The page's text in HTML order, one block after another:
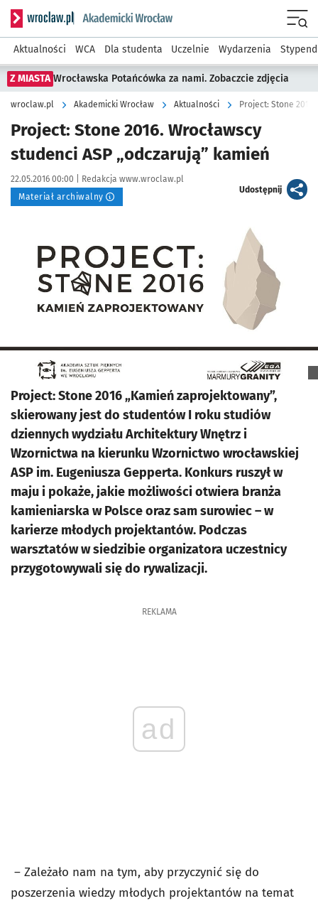
Serwis informacyjny wroclaw.pl podserwis: Akademicki
Aktualności WCA Dla studenta Uczelnie Wydarzenia
Z MIASTA Wrocławska Potańcówka za nami. Zobaczcie zdjęcia
wroclaw.pl Akademicki Wrocław Aktualności Project: Stone
Project: Stone 2016. Wrocławscy
studenci ASP „odczarują” kamień
Data publikacji:
22.05.2016 00:00 | Autor:
Redakcja www.wroclaw.pl
Materiał archiwalny
Udostępnijartykuł
Project: Stone 2016 „Kamień zaprojektowany”,
skierowany jest do studentów I roku studiów
dziennych wydziału Architektury Wnętrz i
Wzornictwa na kierunku Wzornictwo wrocławskiej
ASP im. Eugeniusza Gepperta. Konkurs ruszył w
maju i pokaże, jakie możliwości otwiera branża
kamieniarska w Polsce oraz sam surowiec – w
karierze młodych projektantów. Podczas
warsztatów w siedzibie organizatora uczestnicy
przygotowywali się do rywalizacji.
REKLAMA
ad
– Zależało nam na tym, aby przyczynić się do
poszerzenia wiedzy młodych projektantów na temat